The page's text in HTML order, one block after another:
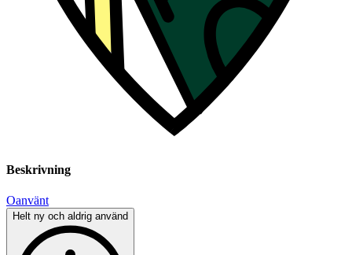
Beskrivning
Oanvänt
Helt ny och aldrig använd